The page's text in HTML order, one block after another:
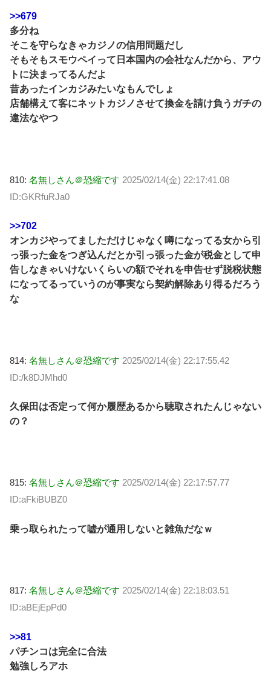
>>679
多分ね
そこを守らなきゃカジノの信用問題だし
そもそもスモウペイって日本国内の会社なんだから、アウ
トに決まってるんだよ
昔あったインカジみたいなもんでしょ
店舗構えて客にネットカジノさせて換金を請け負うガチの
違法なやつ
810: 名無しさん＠恐縮です 2025/02/14(金) 22:17:41.08
ID:GKRfuRJa0
>>702
オンカジやってましただけじゃなく噂になってる女から引
っ張った金をつぎ込んだとか引っ張った金が税金として申
告しなきゃいけないくらいの額でそれを申告せず脱税状態
になってるっていうのが事実なら契約解除あり得るだろう
な
814: 名無しさん＠恐縮です 2025/02/14(金) 22:17:55.42
ID:/k8DJMhd0
久保田は否定って何か履歴あるから聴取されたんじゃない
の？
815: 名無しさん＠恐縮です 2025/02/14(金) 22:17:57.77
ID:aFkiBUBZ0
乗っ取られたって嘘が通用しないと雑魚だなｗ
817: 名無しさん＠恐縮です 2025/02/14(金) 22:18:03.51
ID:aBEjEpPd0
>>81
パチンコは完全に合法
勉強しろアホ